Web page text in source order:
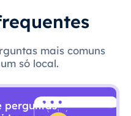
mais comuns
só local.
perguntas